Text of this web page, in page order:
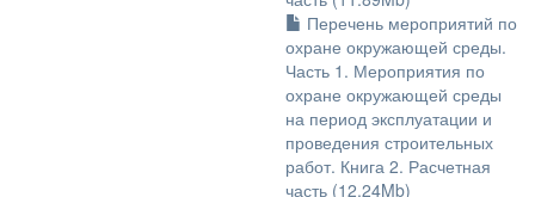
Перечень мероприятий по
охране окружающей среды.
Часть 1. Мероприятия по
охране окружающей среды
на период эксплуатации и
проведения строительных
работ. Книга 2. Расчетная
часть (12.24Mb)